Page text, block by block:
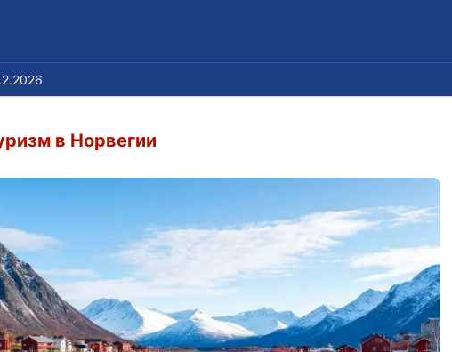
в Норвегии